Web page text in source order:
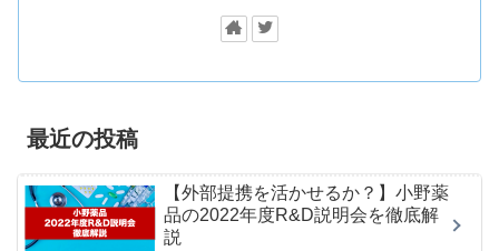
最近の投稿
【外部提携を活かせるか？】小野薬
品の2022年度R&D説明会を徹底解
説